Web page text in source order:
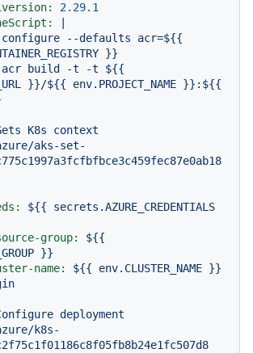
2.29.1
}}
}}/${{ env.PROJECT_NAME }}:${{
K8s
context
aks-set-
${{
secrets.AZURE_CREDENTIALS
group:
${{
}}
name:
${{ env.CLUSTER_NAME }}
deployment
k8s-